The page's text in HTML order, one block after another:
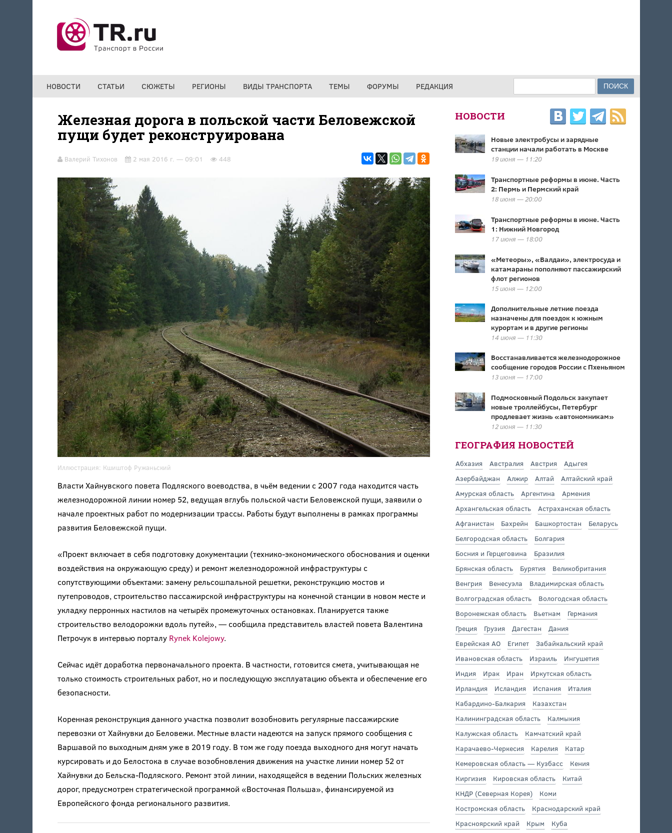
НОВОСТИ СТАТЬИ СЮЖЕТЫ РЕГИОНЫ ВИДЫ ТРАНСПОРТА ТЕМЫ ФОРУМЫ РЕДАКЦИЯ ФОРМА ПОИСКА
Железная дорога в польской части Беловежской
пущи будет реконструирована
Валерий Тихонов 2 мая 2016 г. — 09:01 448
Иллюстрация: Кшиштоф Ружаньский
Власти Хайнувского повета Подляского воеводства, в чьём ведении с 2007 года находится часть
железнодорожной линии номер 52, ведущая вглубь польской части Беловежской пущи, заявили о
начале проектных работ по модернизации трассы. Работы будут выполнены в рамках программы
развития Беловежской пущи.
«Проект включает в себя подготовку документации (технико-экономического обоснования и оценки
воздействия на окружающую среду) и ремонт железнодорожной инфраструктуры с
сопутствующими объектами: замену рельсошпальной решетки, реконструкцию мостов и
путепроводов, строительство пассажирской инфраструктуры на конечной станции в новом месте и
укладку перронных настилов на четырёх промежуточных остановках. Планируется также
строительство велодорожки вдоль путей», — сообщила представитель властей повета Валентина
Петрочук в интервью порталу Rynek Kolejowy.
Сейчас идёт доработка первоначального проекта. В частности, готовится смета, учитывающая не
только стоимость строительных работ, но и последующую эксплуатацию объекта и обеспечение его
безопасности.
Коренная реконструкция данного участка позволит возобновить регулярные пассажирские
перевозки от Хайнувки до Беловежи. Местные власти надеются на запуск прямого сообщения с
Варшавой по выходным дням уже в 2019 году. В том же году поезда выходного дня могут начать
курсировать и до Белостока в случае возобновления движения на участке линии номер 52 от
Хайнувки до Бельска-Подляского. Ремонт этой линии, находящейся в ведении Польских железных
дорог, предусмотрен стратегической программой «Восточная Польша», финансируемой из
Европейского фонда регионального развития.
НОВОСТИ
Новые электробусы и зарядные
станции начали работать в Москве
19 июня — 11:20
Транспортные реформы в июне. Часть
2: Пермь и Пермский край
18 июня — 20:00
Транспортные реформы в июне. Часть
1: Нижний Новгород
17 июня — 18:00
«Метеоры», «Валдаи», электросуда и
катамараны пополняют пассажирский
флот регионов
15 июня — 12:00
Дополнительные летние поезда
назначены для поездок к южным
курортам и в другие регионы
14 июня — 11:30
Восстанавливается железнодорожное
сообщение городов России с Пхеньяном
13 июня — 17:00
Подмосковный Подольск закупает
новые троллейбусы, Петербург
продлевает жизнь «автономникам»
12 июня — 11:30
ГЕОГРАФИЯ НОВОСТЕЙ
Абхазия Австралия Австрия
Адыгея
Азербайджан
Алжир Алтай
Алтайский край
Амурская область
Аргентина
Армения
Архангельская область
Астраханская область
Афганистан
Бахрейн Башкортостан
Беларусь
Белгородская область
Болгария
Босния и Герцеговина
Бразилия
Брянская область
Бурятия
Великобритания
Венгрия
Венесуэла
Владимирская область
Волгоградская область
Вологодская область
Воронежская область
Вьетнам
Германия
Греция
Грузия Дагестан
Дания
Еврейская АО
Египет
Забайкальский край
Ивановская область
Израиль
Ингушетия
Индия
Ирак Иран
Иркутская область
Ирландия
Исландия Испания
Италия
Кабардино-Балкария
Казахстан
Калининградская область
Калмыкия
Калужская область
Камчатский край
Карачаево-Черкесия
Карелия
Катар
Кемеровская область — Кузбасс
Кения
Киргизия
Кировская область
Китай
КНДР (Северная Корея)
Коми
Костромская область
Краснодарский край
Красноярский край
Крым
Куба